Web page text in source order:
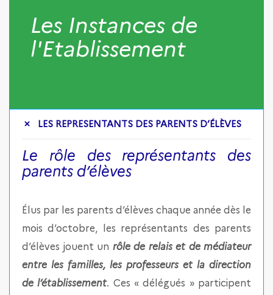
Les Instances de
l'Etablissement
LES REPRESENTANTS DES PARENTS D’ÉLÈVES
Le rôle des représentants des
parents d’élèves
Élus par les parents d’élèves chaque année dès le
mois d’octobre, les représentants des parents
d’élèves jouent un rôle de relais et de médiateur
entre les familles, les professeurs et la direction
de l’établissement. Ces « délégués » participent